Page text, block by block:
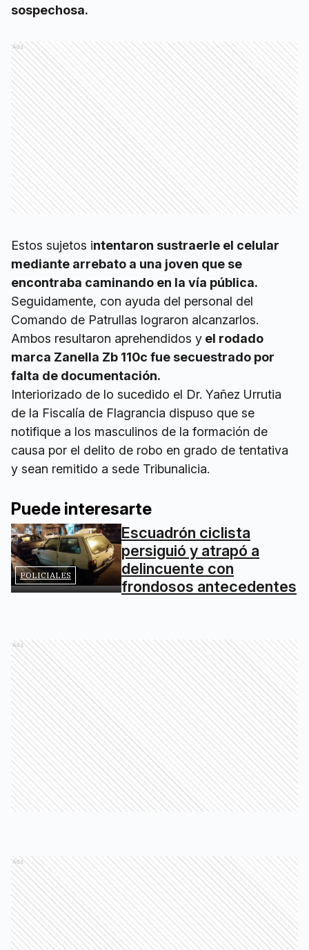
sospechosa.
Ads
Estos sujetos intentaron sustraerle el celular
mediante arrebato a una joven que se
encontraba caminando en la vía pública.
Seguidamente, con ayuda del personal del
Comando de Patrullas lograron alcanzarlos.
Ambos resultaron aprehendidos y el rodado
marca Zanella Zb 110c fue secuestrado por
falta de documentación.
Interiorizado de lo sucedido el Dr. Yañez Urrutia
de la Fiscalía de Flagrancia dispuso que se
notifique a los masculinos de la formación de
causa por el delito de robo en grado de tentativa
y sean remitido a sede Tribunalicia.
Puede interesarte
POLICIALES
Escuadrón ciclista
persiguió y atrapó a
delincuente con
frondosos antecedentes
Ads
Ads